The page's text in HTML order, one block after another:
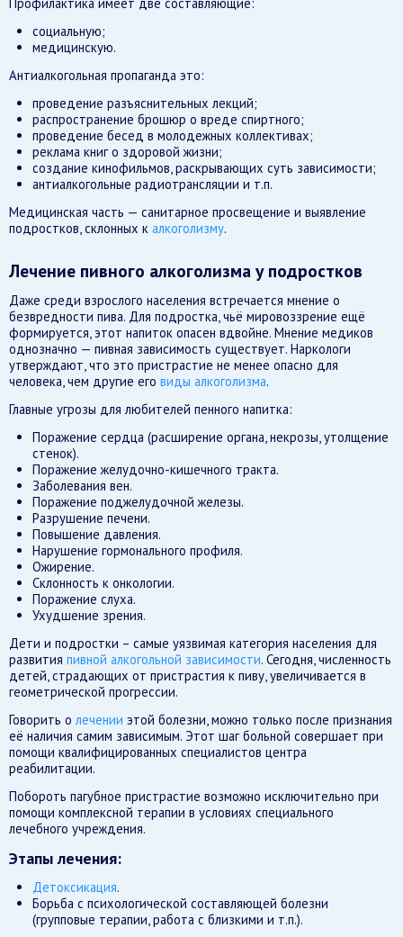
социальную;
медицинскую.
Антиалкогольная пропаганда это:
проведение разъяснительных лекций;
распространение брошюр о вреде спиртного;
проведение бесед в молодежных коллективах;
реклама книг о здоровой жизни;
создание кинофильмов, раскрывающих суть зависимости;
антиалкогольные радиотрансляции и т.п.
Медицинская часть — санитарное просвещение и выявление
подростков, склонных к алкоголизму.
Лечение пивного алкоголизма у подростков
Даже среди взрослого населения встречается мнение о
безвредности пива. Для подростка, чьё мировоззрение ещё
формируется, этот напиток опасен вдвойне. Мнение медиков
однозначно — пивная зависимость существует. Наркологи
утверждают, что это пристрастие не менее опасно для
человека, чем другие его виды алкоголизма.
Главные угрозы для любителей пенного напитка:
Поражение сердца (расширение органа, некрозы, утолщение
стенок).
Поражение желудочно-кишечного тракта.
Заболевания вен.
Поражение поджелудочной железы.
Разрушение печени.
Повышение давления.
Нарушение гормонального профиля.
Ожирение.
Склонность к онкологии.
Поражение слуха.
Ухудшение зрения.
Дети и подростки – самые уязвимая категория населения для
развития пивной алкогольной зависимости. Сегодня, численность
детей, страдающих от пристрастия к пиву, увеличивается в
геометрической прогрессии.
Говорить о лечении этой болезни, можно только после признания
её наличия самим зависимым. Этот шаг больной совершает при
помощи квалифицированных специалистов центра
реабилитации.
Побороть пагубное пристрастие возможно исключительно при
помощи комплексной терапии в условиях специального
лечебного учреждения.
Этапы лечения:
Детоксикация.
Борьба с психологической составляющей болезни
(групповые терапии, работа с близкими и т.п.).